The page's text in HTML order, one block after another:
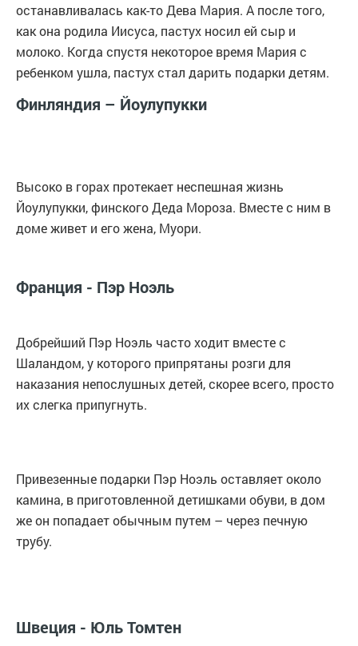
останавливалась как-то Дева Мария. А после того,
как она родила Иисуса, пастух носил ей сыр и
молоко. Когда спустя некоторое время Мария с
ребенком ушла, пастух стал дарить подарки детям.
Финляндия – Йоулупукки
Высоко в горах протекает неспешная жизнь
Йоулупукки, финского Деда Мороза. Вместе с ним в
доме живет и его жена, Муори.
Франция - Пэр Ноэль
Добрейший Пэр Ноэль часто ходит вместе с
Шаландом, у которого припрятаны розги для
наказания непослушных детей, скорее всего, просто
их слегка припугнуть.
Привезенные подарки Пэр Ноэль оставляет около
камина, в приготовленной детишками обуви, в дом
же он попадает обычным путем – через печную
трубу.
Швеция - Юль Томтен